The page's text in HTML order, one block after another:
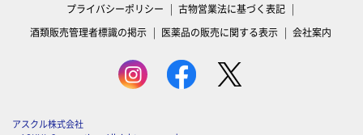
プライバシーポリシー
古物営業法に基づく表記
酒類販売管理者標識の掲示
医薬品の販売に関する表示 会社案内
アスクル株式会社